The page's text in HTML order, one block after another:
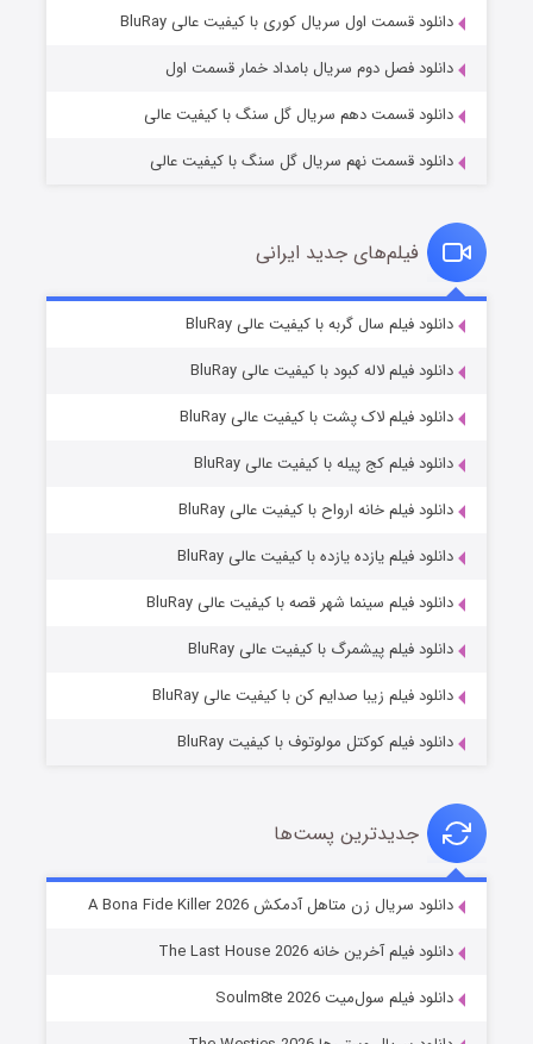
قسمت۲ (زیرنویس) منتشر شد
قسمت۲ (زیرنویس) منتشر شد
شوگر فصل ۲
دانلود قسمت اول سریال کوری با کیفیت عالی BluRay
دانلود فصل دوم سریال بامداد خمار قسمت اول
دانلود قسمت دهم سریال گل سنگ با کیفیت عالی
دانلود قسمت نهم سریال گل سنگ با کیفیت عالی
فیلم‌های جدید ایرانی
دانلود فیلم سال گربه با کیفیت عالی BluRay
دانلود فیلم لاله کبود با کیفیت عالی BluRay
دانلود فیلم لاک پشت با کیفیت عالی BluRay
دانلود فیلم کج‌ پیله با کیفیت عالی BluRay
دانلود فیلم خانه ارواح با کیفیت عالی BluRay
دانلود فیلم یازده یازده با کیفیت عالی BluRay
دانلود فیلم سینما شهر قصه با کیفیت عالی BluRay
دانلود فیلم پیشمرگ با کیفیت عالی BluRay
دانلود فیلم زیبا صدایم کن با کیفیت عالی BluRay
دانلود فیلم کوکتل مولوتوف با کیفیت BluRay
جدیدترین پست‌ها
دانلود سریال زن متاهل آدمکش A Bona Fide Killer 2026
دانلود فیلم آخرین خانه The Last House 2026
دانلود فیلم سول‌میت Soulm8te 2026